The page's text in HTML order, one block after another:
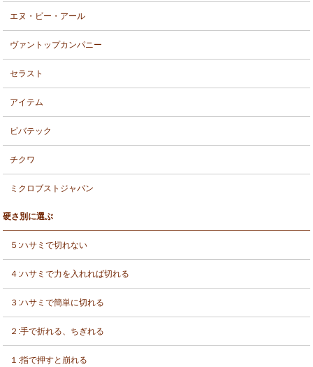
エヌ・ビー・アール
ヴァントップカンパニー
セラスト
アイテム
ビバテック
チクワ
ミクロブストジャパン
硬さ別に選ぶ
５:ハサミで切れない
４:ハサミで力を入れれば切れる
３:ハサミで簡単に切れる
２:手で折れる、ちぎれる
１:指で押すと崩れる